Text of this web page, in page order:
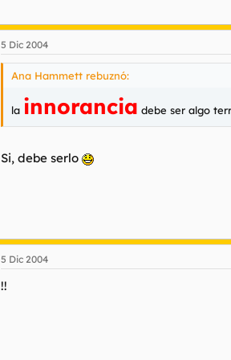
5 Dic 2004
Ana Hammett rebuznó:
la innorancia debe ser algo
Si, debe serlo
5 Dic 2004
!!